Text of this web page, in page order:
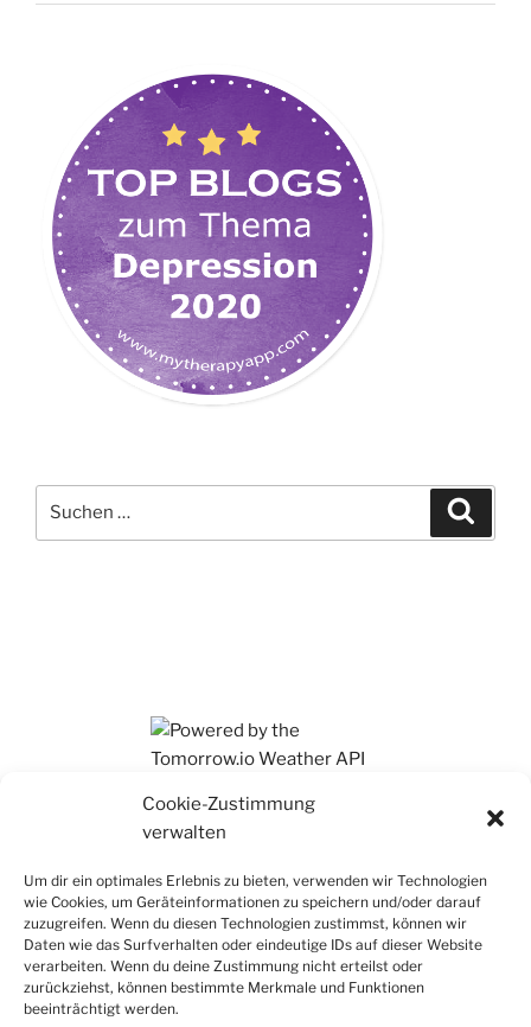
Cookie-Zustimmung
verwalten
Um dir ein optimales Erlebnis zu bieten, verwenden wir Technologien
wie Cookies, um Geräteinformationen zu speichern und/oder darauf
zuzugreifen. Wenn du diesen Technologien zustimmst, können wir
Daten wie das Surfverhalten oder eindeutige IDs auf dieser Website
verarbeiten. Wenn du deine Zustimmung nicht erteilst oder
zurückziehst, können bestimmte Merkmale und Funktionen
beeinträchtigt werden.
nach: